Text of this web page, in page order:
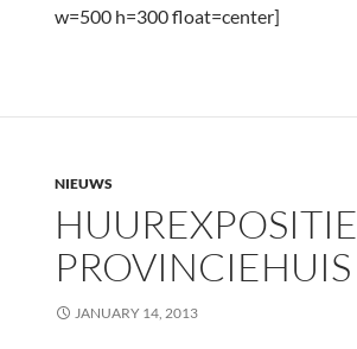
w=500 h=300 float=center]
NIEUWS
HUUREXPOSITIE
PROVINCIEHUIS
JANUARY 14, 2013